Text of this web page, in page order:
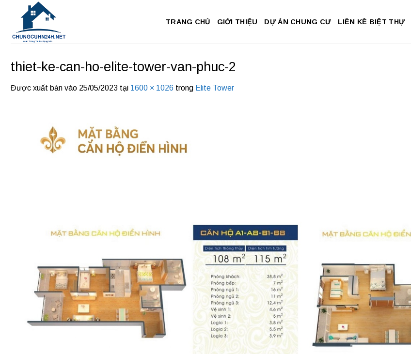
dung
TRANG CHỦ GIỚI THIỆU DỰ ÁN CHUNG CƯ LIỀN KỀ BIỆT THỰ
thiet-ke-can-ho-elite-tower-van-phuc-2
Được xuất bản vào 25/05/2023 tại 1600 × 1026 trong Elite Tower